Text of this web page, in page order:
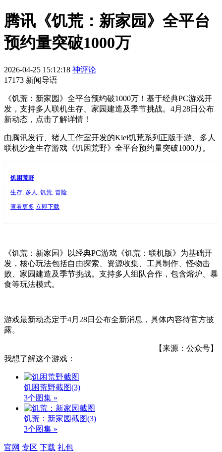
腾讯《饥荒：新家园》全平台
预约量突破1000万
2026-04-25 15:12:18 神评论
17173 新闻导语
《饥荒：新家园》全平台预约破1000万！基于经典PC游戏开
发，支持多人联机生存、家园建造及季节挑战。4月28日公布
新动态，点击了解详情！
由腾讯发行、猪人工作室开发的Klei饥荒系列正版手游、多人
联机沙盒生存游戏《饥困荒野》全平台预约量突破1000万。
饥困荒野
生存, 多人, 饥荒, 冒险
查看更多 立即下载
《饥荒：新家园》以经典PC游戏《饥荒：联机版》为基础开
发，核心玩法包括自由探索、资源收集、工具制作、怪物击
败、家园建造及季节挑战。支持多人组队合作，包含熔炉、暴
食等玩法模式。
游戏最新动态定于4月28日公布全新消息，具体内容待官方披
露。
【来源：公众号】
我想了解这个游戏：
饥困荒野截图(3)
3个图集 »
饥荒：新家园截图(3)
3个图集 »
官网 专区 下载 礼包